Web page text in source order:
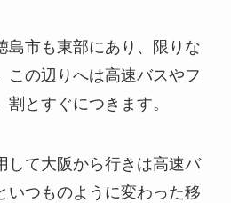
島市も東部にあり、限りな
この辺りへは高速バスやフ
とすぐにつきます。
して大阪から行きは高速バ
いつものように変わった移